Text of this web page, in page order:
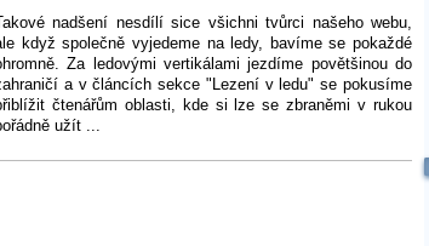
nadšení nesdílí sice všichni tvůrci našeho webu,
když společně vyjedeme na ledy, bavíme se pokaždé
Za ledovými vertikálami jezdíme povětšinou do
a v článcích sekce "Lezení v ledu" se pokusíme
čtenářům oblasti, kde si lze se zbraněmi v rukou
užít ...